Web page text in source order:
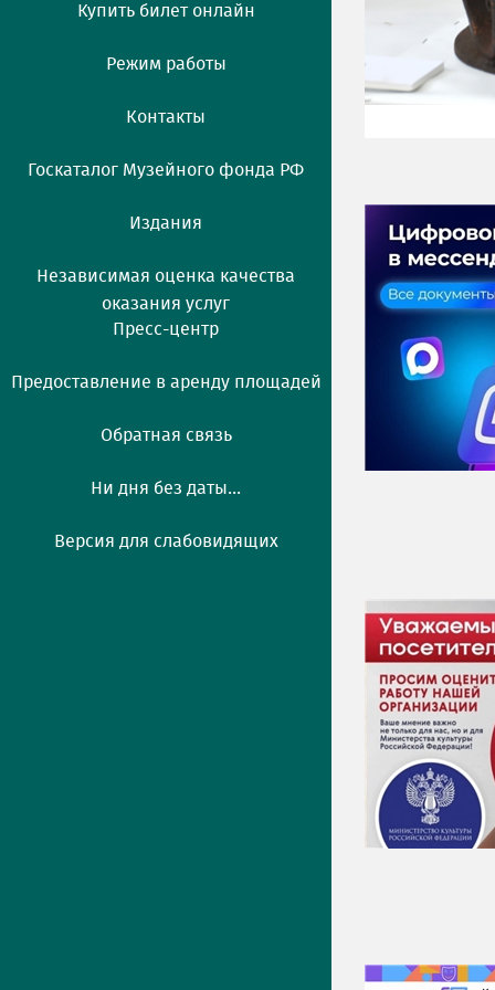
Купить билет онлайн
Режим работы
Контакты
Госкаталог Музейного фонда РФ
Издания
Независимая оценка качества
оказания услуг
Пресс-центр
Предоставление в аренду площадей
Обратная связь
Ни дня без даты...
Версия для слабовидящих